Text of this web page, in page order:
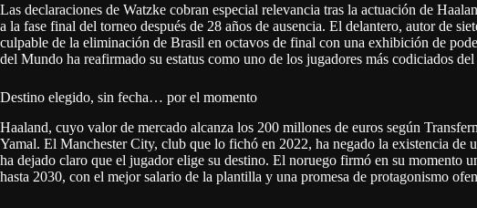
Las declaraciones de Watzke cobran especial relevancia tras la actuación de
a la fase final del torneo después de 28 años de ausencia. El delantero, autor de
culpable de la eliminación de Brasil en octavos de final con una exhibición de
del Mundo ha reafirmado su estatus como uno de los jugadores más codiciados del
Destino elegido, sin fecha… por el momento
Haaland, cuyo valor de mercado alcanza los 200 millones de euros según
Yamal. El Manchester City, club que lo fichó en 2022, ha negado la existencia de
ha dejado claro que el jugador elige su destino. El noruego firmó en su momento
hasta 2030, con el mejor salario de la plantilla y una promesa de protagonismo